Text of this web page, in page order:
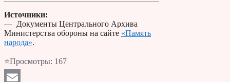
Источники:
— Документы Центрального Архива
Министерства обороны на сайте «Память
народа».
⭐Просмотры: 167